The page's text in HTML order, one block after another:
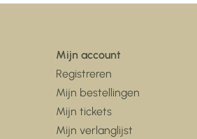
Mijn account
Registreren
Mijn bestellingen
Mijn tickets
Mijn verlanglijst